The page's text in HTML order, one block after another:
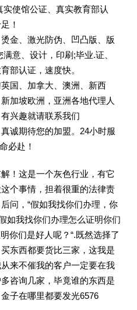
使馆公证、真实教育部认
！
金、激光防伪、凹凸版、版
意、设计，印刷;毕业.证、
部认证，速度快。
国、加拿大、澳洲、新西
加坡欧洲，亚洲各地代理人
兴趣就请联系我们
诚期待您的加盟。24小时服
必赴！
！这是一个灰色行业，有它
个事情，担着很重的法律责
问，“假如我找你们办理，你
如我找你们办理怎么证明你们
你们是好人呢？“.既然选择了
东西都要货比三家，这我是
来不催我的客户一定要在我
咨询几家，毕竟谁的东西是
子在哪里都要发光6576